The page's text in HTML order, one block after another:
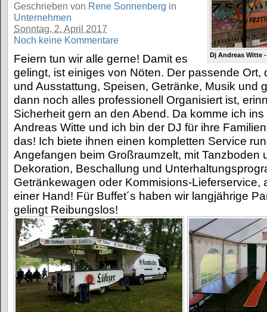
Dj Andreas Witte
Geschrieben von Rene Sonnenberg in
Unternehmen
Sonntag, 2. April 2017
Noch keine Kommentare
Feiern tun wir alle gerne! Damit es
gelingt, ist einiges von Nöten. Der passende Ort,
und Ausstattung, Speisen, Getränke, Musik und
dann noch alles professionell Organisiert ist,
Sicherheit gern an den Abend. Da komme ich
Andreas Witte und ich bin der DJ für ihre
das! Ich biete ihnen einen kompletten Service
Angefangen beim Großraumzelt, mit Tanzboden
Dekoration, Beschallung und
Getränkewagen oder Kommisions-Lieferservice,
einer Hand! Für Buffet´s haben wir langjährige
gelingt Reibungslos!